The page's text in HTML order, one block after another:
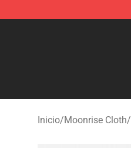
Inicio/Moonrise Cloth/